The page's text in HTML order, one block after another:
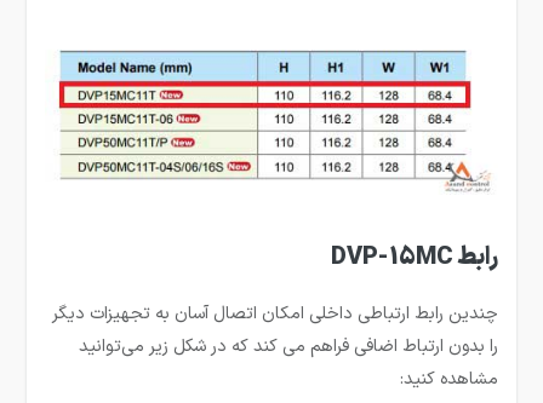
رابط DVP-15MC
چندین رابط ارتباطی داخلی امکان اتصال آسان به تجهیزات دیگر
را بدون ارتباط اضافی فراهم می کند که در شکل زیر می‌توانید
مشاهده کنید: